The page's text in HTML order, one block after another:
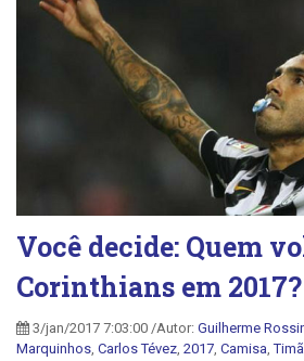
Você decide: Quem
Corinthians em
3/jan/2017 7:03:00 /Autor: Guilherme
Marquinhos Carlos Tévez 2017 Camisa ,